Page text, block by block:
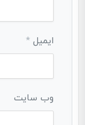
ایمیل *
وب‌ سایت